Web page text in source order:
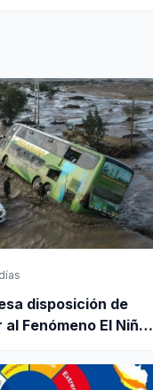
disposición de
Fenómeno El Niño,